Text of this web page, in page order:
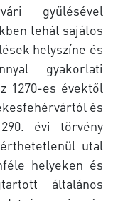
gyűlésével
tehát sajátos
helyszíne és
gyakorlati
1270-es évektől
és
évi törvény
utal
helyeken és
általános